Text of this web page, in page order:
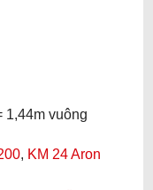
1,44m vuông
, KM 24 Aron